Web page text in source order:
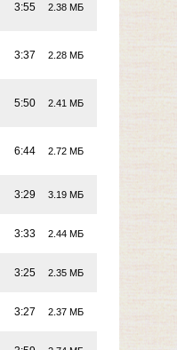
3:55 2.38 МБ
3:37 2.28 МБ
5:50 2.41 МБ
6:44 2.72 МБ
3:29 3.19 МБ
3:33 2.44 МБ
3:25 2.35 МБ
3:27 2.37 МБ